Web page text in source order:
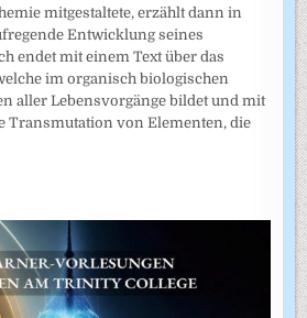
mitgestaltete, erzählt dann in
Entwicklung seines
endet mit einem Text über das
im organisch biologischen
aller Lebensvorgänge bildet und mit
Transmutation von Elementen, die